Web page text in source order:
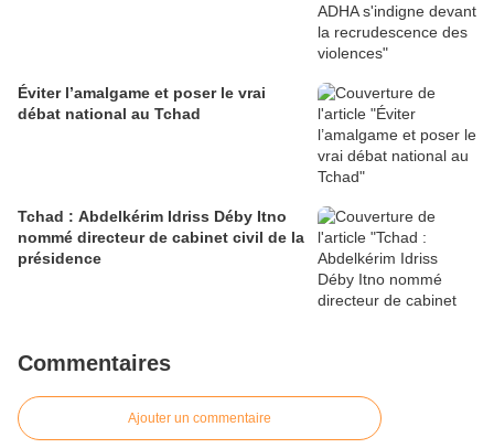
Éviter l’amalgame et poser le vrai
débat national au Tchad
Tchad : Abdelkérim Idriss Déby Itno
nommé directeur de cabinet civil de la
présidence
Commentaires
Ajouter un commentaire